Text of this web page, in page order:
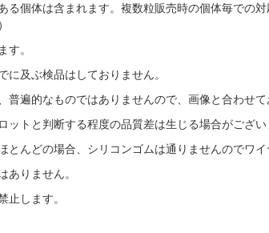
個体は含まれます。複数粒販売時の個体毎での
す。
及ぶ検品はしておりません。
遍的なものではありませんので、画像と合わせて
トと判断する程度の品質差は生じる場合がござい
んどの場合、シリコンゴムは通りませんのでワイ
ありません。
止します。